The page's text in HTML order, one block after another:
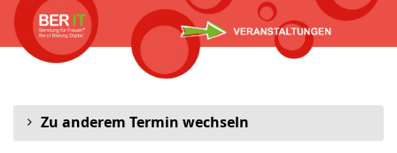
Zum
Haupt-
Inhalt
springen
Zu anderem Termin wechseln